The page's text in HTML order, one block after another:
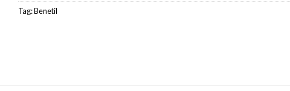
Tag:Benetil